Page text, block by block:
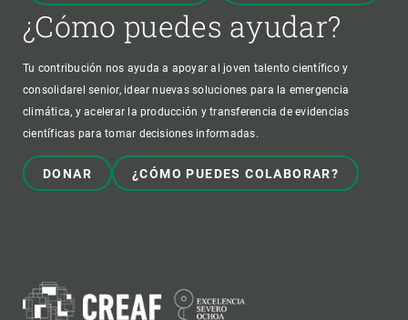
¿Cómo puedes ayudar?
Tu contribución nos ayuda a apoyar al joven talento científico y
consolidarel senior, idear nuevas soluciones para la emergencia
climática, y acelerar la producción y transferencia de evidencias
científicas para tomar decisiones informadas.
DONAR ¿CÓMO PUEDES COLABORAR?